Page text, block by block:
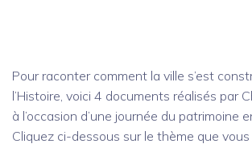
Pour raconter comment la ville s’est
l’Histoire, voici 4 documents réalisés par
à l’occasion d’une journée du patrimoine
Cliquez ci-dessous sur le thème que vous